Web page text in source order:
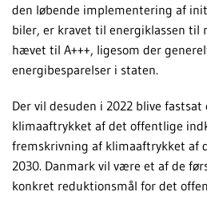
den løbende implementering af
biler, er kravet til energiklassen til
hævet til A+++, ligesom der
energibesparelser i staten.
Der vil desuden i 2022 blive
klimaaftrykket af det offentlige
fremskrivning af klimaaftrykket af
2030. Danmark vil være et af de
konkret reduktionsmål for det